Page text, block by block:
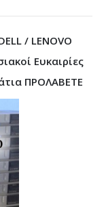
/ LENOVO
Ευκαιρίες
ΠΡΟΛΑΒΕΤΕ